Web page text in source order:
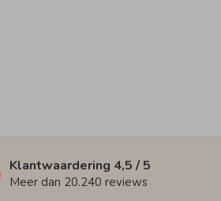
Klantwaardering 4,5 / 5
Meer dan 20.240 reviews